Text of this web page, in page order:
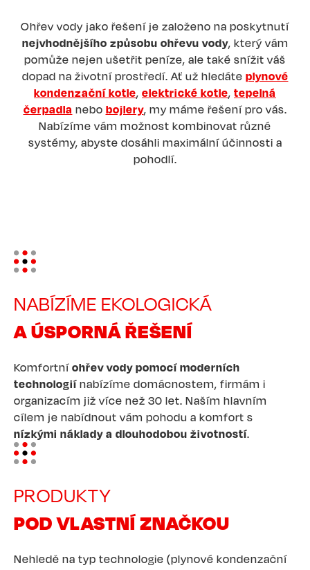
Ohřev vody jako řešení je založeno na poskytnutí
nejvhodnějšího způsobu ohřevu vody, který vám
pomůže nejen ušetřit peníze, ale také snížit váš
dopad na životní prostředí. Ať už hledáte plynové
kondenzační kotle, elektrické kotle, tepelná
čerpadla nebo bojlery, my máme řešení pro vás.
Nabízíme vám možnost kombinovat různé
systémy, abyste dosáhli maximální účinnosti a
pohodlí.
Image
NABÍZÍME EKOLOGICKÁ
A ÚSPORNÁ ŘEŠENÍ
Komfortní ohřev vody pomocí moderních
technologií nabízíme domácnostem, firmám i
organizacím již více než 30 let. Naším hlavním
cílem je nabídnout vám pohodu a komfort s
nízkými náklady a dlouhodobou životností.
Image
PRODUKTY
POD VLASTNÍ ZNAČKOU
Nehledě na typ technologie (plynové kondenzační